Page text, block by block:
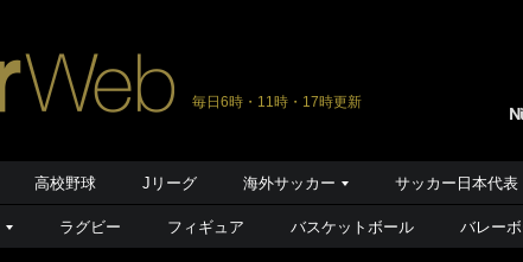
毎日6時・11時・17時更新
高校野球 Jリーグ 海外サッカー サッカー日本代表
ラグビー フィギュア バスケットボール バレー